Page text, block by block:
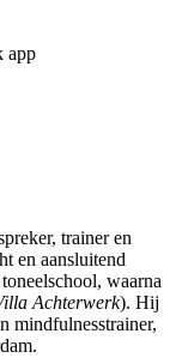
app
trainer en
en aansluitend
waarna
Achterwerk). Hij
mindfulnesstrainer,